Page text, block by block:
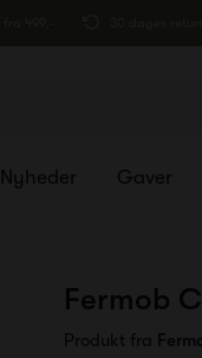
Nyheder Gaver
Fermob
Produkt fra